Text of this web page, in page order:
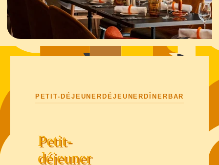
PETIT-DÉJEUNER DÉJEUNER DÎNER BAR
Petit-
déjeuner